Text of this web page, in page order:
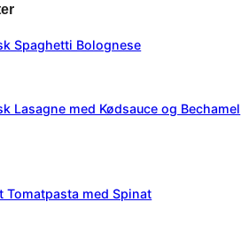
Spaghetti Bolognese
Lasagne med Kødsauce og Bechamel
Tomatpasta med Spinat